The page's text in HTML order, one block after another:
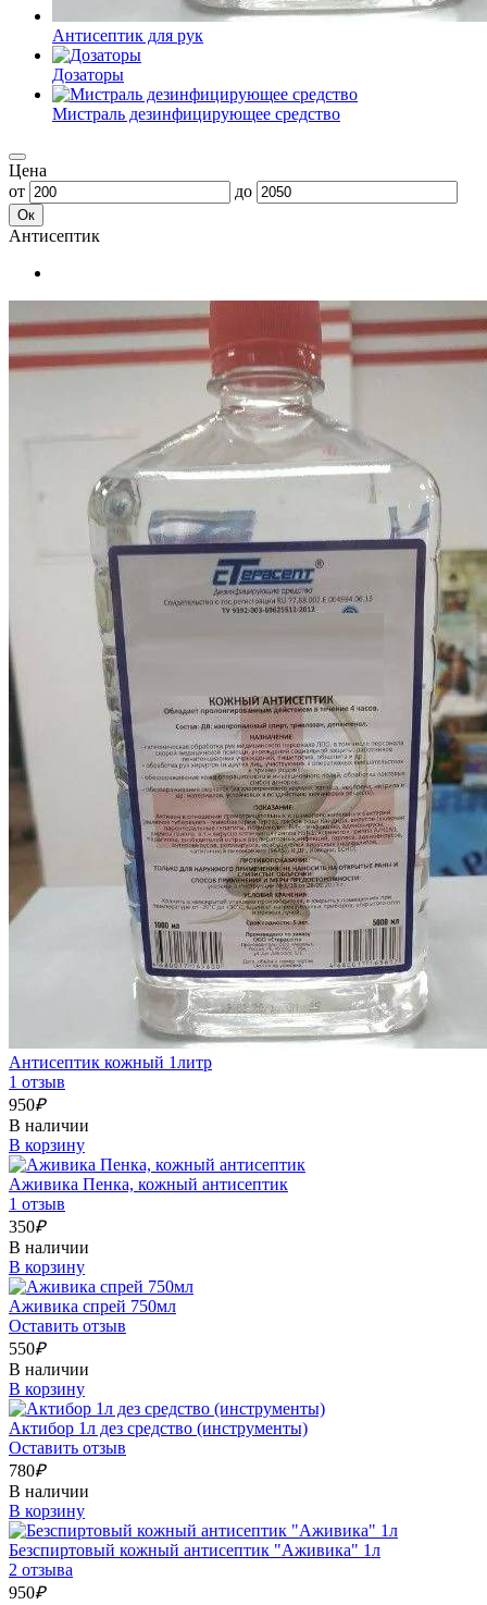
Антисептик для рук
Дозаторы
Мистраль дезинфицирующее средство
Цена
от
до
Ок
Антисептик
Антисептик кожный 1литр
1 отзыв
950₽
В наличии
В корзину
Аживика Пенка, кожный антисептик
1 отзыв
350₽
В наличии
В корзину
Аживика спрей 750мл
Оставить отзыв
550₽
В наличии
В корзину
Актибор 1л дез средство (инструменты)
Оставить отзыв
780₽
В наличии
В корзину
Безспиртовый кожный антисептик "Аживика" 1л
2 отзыва
950₽